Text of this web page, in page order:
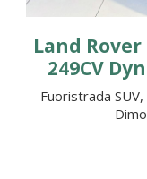
Land Rover
249CV
Fuoristrada